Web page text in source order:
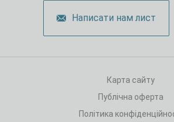
Написати нам лист
Карта сайту
Публічна оферта
Політика